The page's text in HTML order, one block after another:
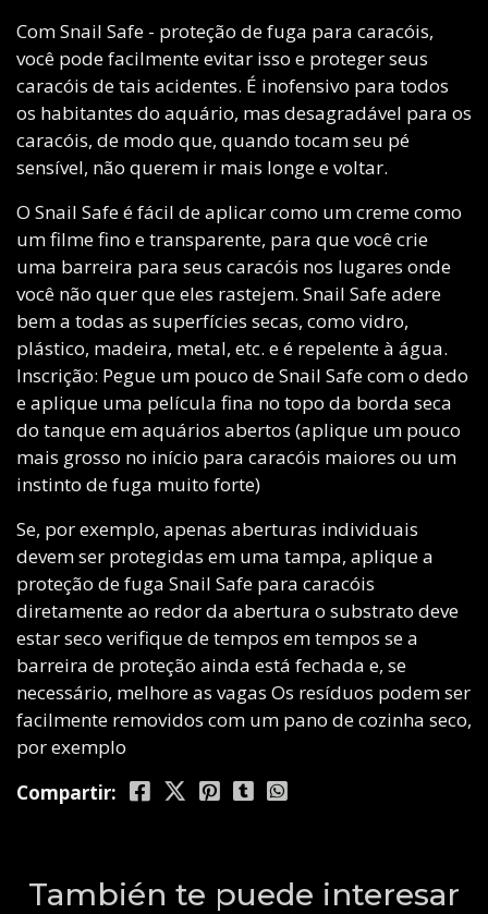
Com Snail Safe - proteção de fuga para caracóis,
você pode facilmente evitar isso e proteger seus
caracóis de tais acidentes. É inofensivo para todos
os habitantes do aquário, mas desagradável para os
caracóis, de modo que, quando tocam seu pé
sensível, não querem ir mais longe e voltar.
O Snail Safe é fácil de aplicar como um creme como
um filme fino e transparente, para que você crie
uma barreira para seus caracóis nos lugares onde
você não quer que eles rastejem. Snail Safe adere
bem a todas as superfícies secas, como vidro,
plástico, madeira, metal, etc. e é repelente à água.
Inscrição: Pegue um pouco de Snail Safe com o dedo
e aplique uma película fina no topo da borda seca
do tanque em aquários abertos (aplique um pouco
mais grosso no início para caracóis maiores ou um
instinto de fuga muito forte)
Se, por exemplo, apenas aberturas individuais
devem ser protegidas em uma tampa, aplique a
proteção de fuga Snail Safe para caracóis
diretamente ao redor da abertura o substrato deve
estar seco verifique de tempos em tempos se a
barreira de proteção ainda está fechada e, se
necessário, melhore as vagas Os resíduos podem ser
facilmente removidos com um pano de cozinha seco,
por exemplo
Compartir:
También te puede interesar